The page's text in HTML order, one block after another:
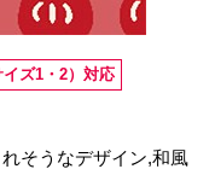
ズ1・2）対応
そうなデザイン,和風